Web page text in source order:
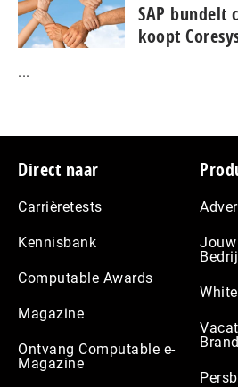
SAP bundelt
koopt
...
Footer
Direct naar
Carrièretests
Kennisbank
Computable Awards
Magazine
Ontvang Computable e-
Magazine
Jouw